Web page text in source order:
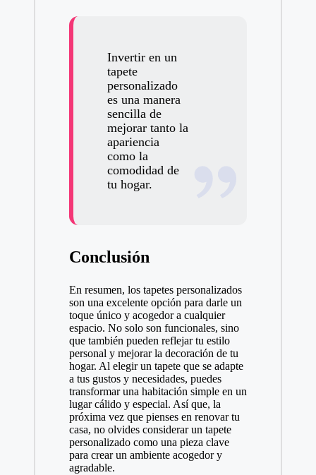
Invertir en un
tapete
personalizado
es una manera
sencilla de
mejorar tanto la
apariencia
como la
comodidad de
tu hogar.
Conclusión
En resumen, los tapetes personalizados
son una excelente opción para darle un
toque único y acogedor a cualquier
espacio. No solo son funcionales, sino
que también pueden reflejar tu estilo
personal y mejorar la decoración de tu
hogar. Al elegir un tapete que se adapte
a tus gustos y necesidades, puedes
transformar una habitación simple en un
lugar cálido y especial. Así que, la
próxima vez que pienses en renovar tu
casa, no olvides considerar un tapete
personalizado como una pieza clave
para crear un ambiente acogedor y
agradable.